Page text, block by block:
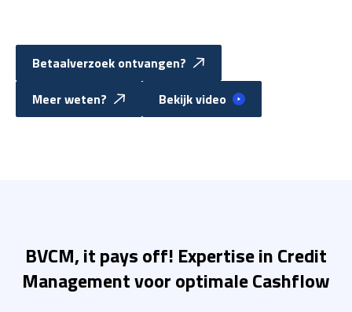
Betaalverzoek ontvangen?
Meer weten?
Bekijk video
BVCM, it pays off! Expertise in Credit
Management voor optimale Cashflow